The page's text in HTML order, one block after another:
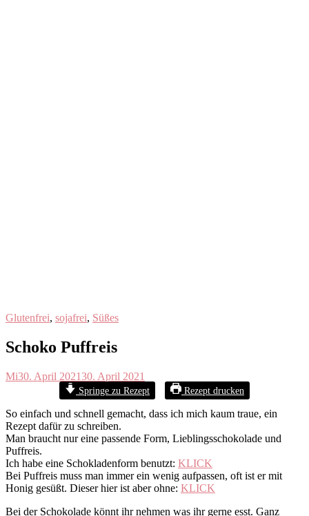
Glutenfrei, sojafrei, Süßes
Schoko Puffreis
Mi30. April 202130. April 2021
Springe zu Rezept Rezept drucken
So einfach und schnell gemacht, dass ich mich kaum traue, ein
Rezept dafür zu schreiben.
Man braucht nur eine passende Form, Lieblingsschokolade und
Puffreis.
Ich habe eine Schokladenform benutzt: KLICK
Bei Puffreis muss man immer ein wenig aufpassen, oft ist er mit
Honig gesüßt. Dieser hier ist aber ohne: KLICK
Bei der Schokolade könnt ihr nehmen was ihr gerne esst. Ganz